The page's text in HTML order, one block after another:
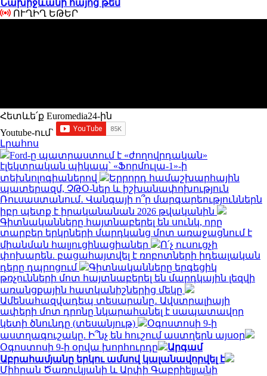
Նախիջևանի հայոց թեմ
ՈՒՂԻՂ ԵԹԵՐ
Հետևե՛ք Euromedia24-ին
Youtube-ում`
Լրահոս
Ford-ը պատրաստում է «ժողովրդական»
էլեկտրական պիկապ՝ «Ֆորմուլա-1»-ի
տեխնոլոգիաներով
Երրորդ համաշխարհային
պատերազմ, ՉԹՕ-ներ և իշխանափոխություն
Ռուսաստանում․ Վանգայի ո՞ր մարգարեություններն
իբր պետք է իրականանան 2026 թվականին
Գիտնականները հայտնաբերել են սունկ, որը
տարբեր երկրների մարդկանց մոտ առաջացնում է
միանման հալյուցինացիաներ
Ո՛չ ուսուցչի
փոխարեն. բացահայտվել է ռոբոտների իդեալական
դերը դպրոցում
Գիտնականները երգեցիկ
թռչունների մոտ հայտնաբերել են մարդկային լեզվի
առանցքային հատկանիշներից մեկը
Ամենահազվադեպ տեսարանը․ Ավստրալիայի
ափերի մոտ դրոնը նկարահանել է սապատավոր
կետի ծնունդը (տեսանյութ)
Օգոստոսի 9-ի
աստղագուշակը. Ի՞նչ են հուշում աստղերն այսօր
Օգոստոսի 9-ի օրվա խորհուրդը
Արգամ
Աբրահամյանը երկու ամսով կալանավորվել է
Միհրան Ծառուկյանի և Արփի Գաբրիելյանի